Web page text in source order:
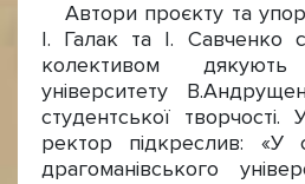
Автори проєкту та
І. Галак та І. Савченко
колективом
університету
студентської
ректор підкреслив: «У
драгоманівського